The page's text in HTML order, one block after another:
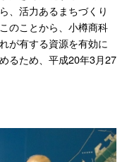
、活力あるまちづくり
のことから、小樽商科
が有する資源を有効に
るため、平成20年3月27